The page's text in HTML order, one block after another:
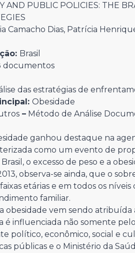
AND PUBLIC POLICIES: THE
Camacho Dias, Patrícia
Brasil
documentos
das estratégias de
Obesidade
– Método de Análise
ganhou destaque na
como um evento de
o excesso de peso e a
observa-se ainda, que o
etárias e em todos os
familiar.
obesidade vem sendo atribuída
é influenciada não somente
político, econômico, social e
públicas e o Ministério da